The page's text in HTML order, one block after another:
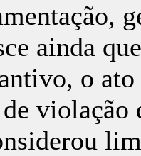
ainda
o
violação